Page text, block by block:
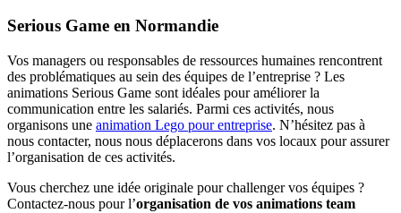
Serious Game en Normandie
Vos managers ou responsables de ressources humaines rencontrent
des problématiques au sein des équipes de l’entreprise ? Les
animations Serious Game sont idéales pour améliorer la
communication entre les salariés. Parmi ces activités, nous
organisons une animation Lego pour entreprise. N’hésitez pas à
nous contacter, nous nous déplacerons dans vos locaux pour assurer
l’organisation de ces activités.
Vous cherchez une idée originale pour challenger vos équipes ?
Contactez-nous pour l’organisation de vos animations team